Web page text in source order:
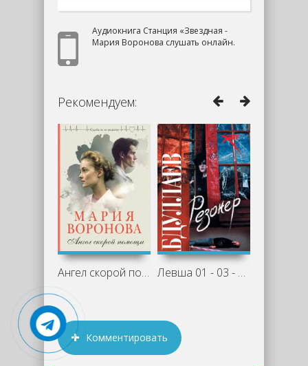
Аудиокнига Станция «Звездная -
Мария Воронова слушать онлайн.
Рекомендуем:
Ангел скорой помощи - Мария Воронова Левша 01 - 03 - Чингиз Абдуллаев »
Комментировать